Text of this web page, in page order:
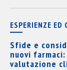
ESPERIENZE ED
Sfide e
nuovi
valutazione